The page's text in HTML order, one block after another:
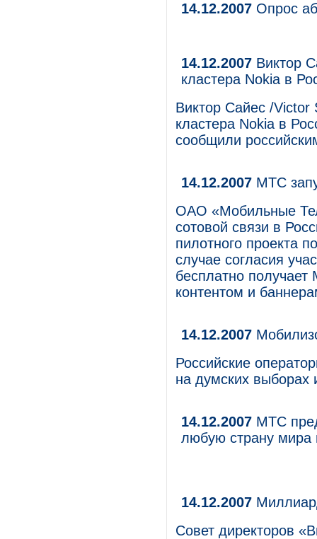
14.12.2007 Опрос
14.12.2007 Виктор
кластера Nokia в
Виктор Сайес /Victor
кластера Nokia в
сообщили
14.12.2007 МТС
ОАО «Мобильные
сотовой связи в
пилотного проекта
случае согласия
бесплатно
контентом и
14.12.2007
Российские
на думских выборах
14.12.2007 МТС
любую страну мира
14.12.2007
Совет директоров